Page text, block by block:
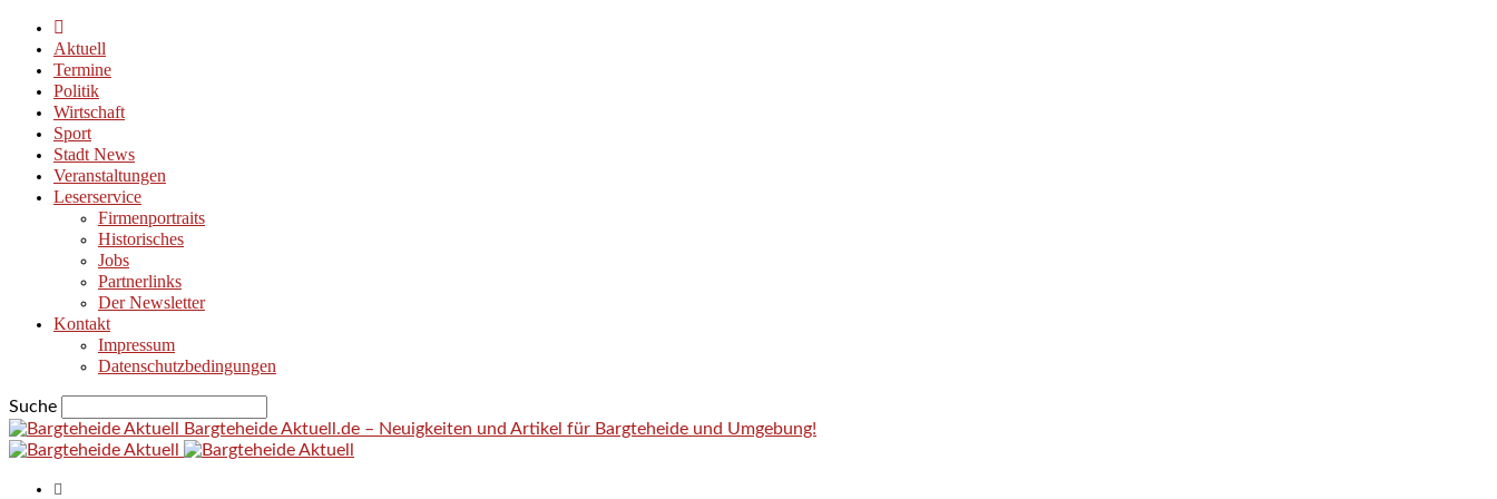
Aktuell
Termine
Politik
Wirtschaft
Sport
Stadt News
Veranstaltungen
Leserservice
Firmenportraits
Historisches
Jobs
Partnerlinks
Der Newsletter
Kontakt
Impressum
Datenschutzbedingungen
Suche
Bargteheide Aktuell.de – Neuigkeiten und Artikel für Bargteheide und Umgebung!